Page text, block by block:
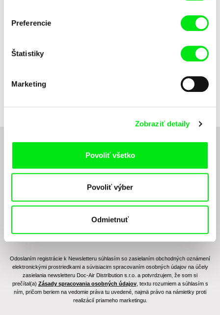
Preferencie
Štatistiky
Marketing
Zobraziť detaily
Povoliť všetko
Povoliť výber
Odmietnuť
Stela Joudal
Chcete byť pravidelne informovaní o novinkách v
Odoslaním registrácie k Newsletteru súhlasím so zasielaním obchodných oznámení
elektronickými prostriedkami a súvisiacim spracovaním osobných údajov na účely
zasielania newsletteru Doc-Air Distribution s.r.o. a potvrdzujem, že som si
prečítal(a) Zásady spracovania osobných údajov, textu rozumiem a súhlasím s
ním, pričom beriem na vedomie práva tu uvedené, najmä právo na námietky proti
realizácií priameho marketingu.